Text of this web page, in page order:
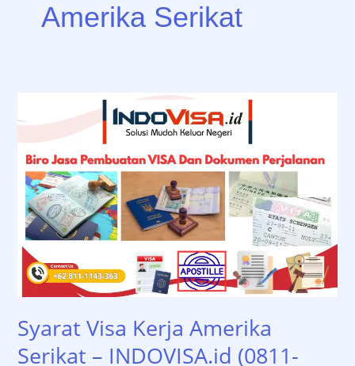
Amerika Serikat
Syarat Visa Kerja Amerika
Serikat – INDOVISA.id (0811-